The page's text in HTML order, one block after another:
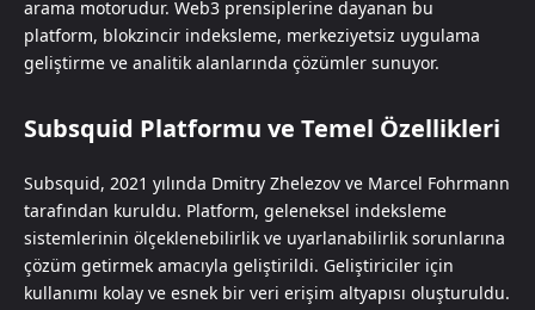
arama motorudur. Web3 prensiplerine dayanan bu
platform, blokzincir indeksleme, merkeziyetsiz uygulama
geliştirme ve analitik alanlarında çözümler sunuyor.
Subsquid Platformu ve Temel Özellikleri
Subsquid, 2021 yılında Dmitry Zhelezov ve Marcel Fohrmann
tarafından kuruldu. Platform, geleneksel indeksleme
sistemlerinin ölçeklenebilirlik ve uyarlanabilirlik sorunlarına
çözüm getirmek amacıyla geliştirildi. Geliştiriciler için
kullanımı kolay ve esnek bir veri erişim altyapısı oluşturuldu.